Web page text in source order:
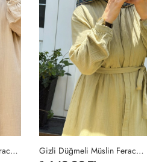
Cepli Krep Ferace - Lacivert